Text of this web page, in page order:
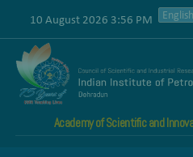
10 August 2026 3:56 PM
Academy of Scientific and